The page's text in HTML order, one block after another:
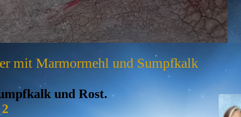
mit Marmormehl und Sumpfkalk
und Rost.